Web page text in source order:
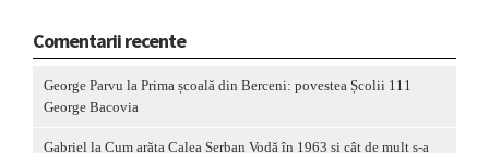
Comentarii recente
George Parvu la Prima școală din Berceni: povestea Școlii 111
George Bacovia
Gabriel la Cum arăta Calea Șerban Vodă în 1963 și cât de mult s-a